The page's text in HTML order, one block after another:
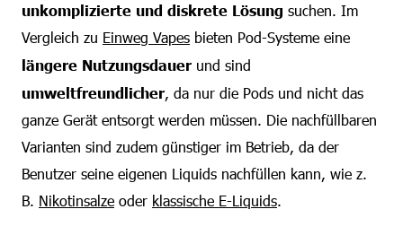
unkomplizierte und diskrete Lösung suchen. Im
Vergleich zu Einweg Vapes bieten Pod-Systeme eine
längere Nutzungsdauer und sind
umweltfreundlicher, da nur die Pods und nicht das
ganze Gerät entsorgt werden müssen. Die nachfüllbaren
Varianten sind zudem günstiger im Betrieb, da der
Benutzer seine eigenen Liquids nachfüllen kann, wie z.
B. Nikotinsalze oder klassische E-Liquids.